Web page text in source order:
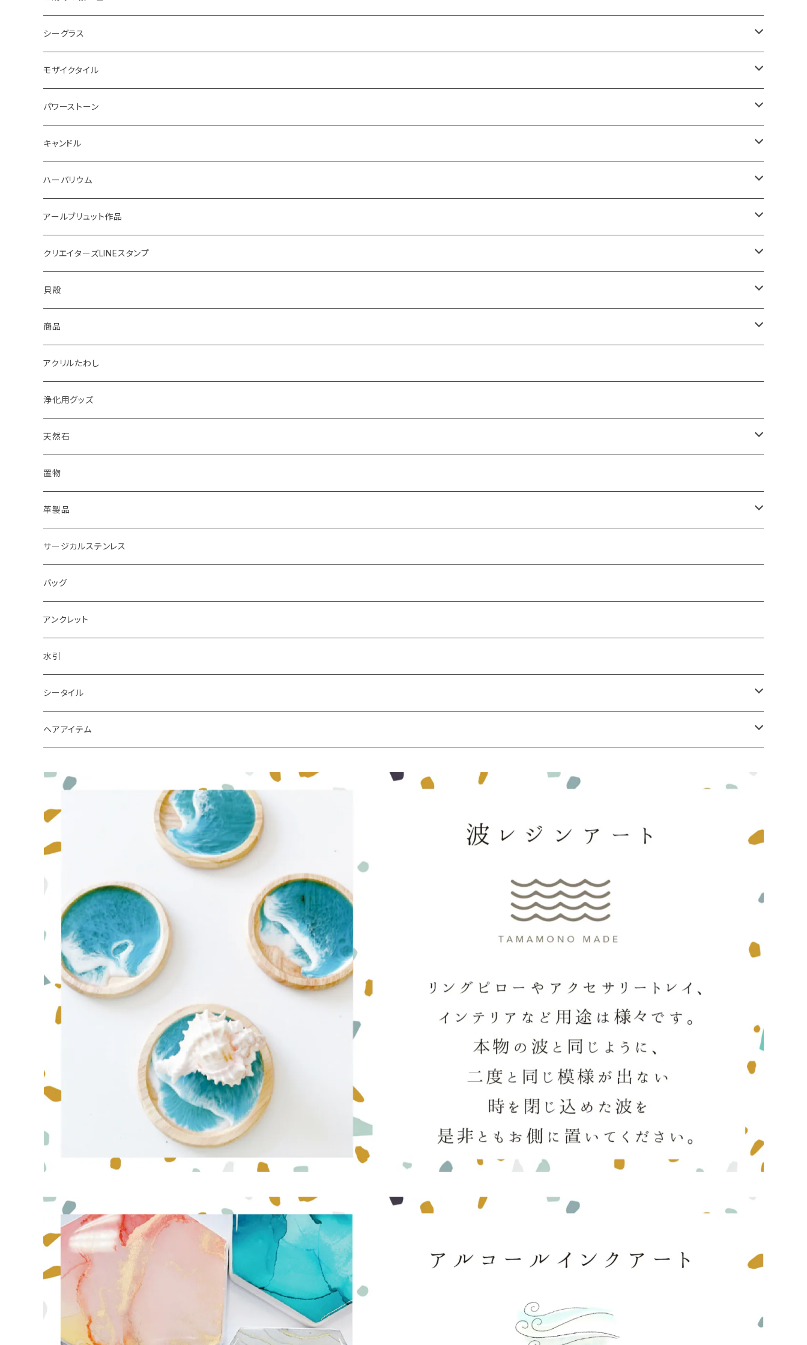
ボード
ハンギング
コースター
鍋敷き
インテリア
体験教室
ヘアゴム
キーホルダー
ボタニカルトレイ
イニシャル
20220326 天赦塩
20220610 天赦塩
20220614 満月塩
体験教室
シーグラス
ピアス
ネックレス
フォトフレーム
SONOMONO
モザイクタイル
ピアス
SONOMONO
パワーストーン
女性用(16cm)
男性用(18cm)
キャンドル
海のスケルトン
ボタニカルキャンドル
貝キャンドル
天然石キャンドル
体験教室
ハーバリウム
高さ12cm
高さ10cm
体験教室
アールブリュット作品
Masatsugu
2022
yumemiru strawberry
HIROMU
稲子
クリエイターズLINEスタンプ
Satomi
yumemiru strawberry
Masatsugu
貝殻
ピアス
商品
紅茶
アクリルたわし
浄化用グッズ
天然石
オイル
ピアス
置物
革製品
ピアス
キーホルダー
サージカルステンレス
バッグ
アンクレット
水引
シータイル
シータイルピアス
ヘアアイテム